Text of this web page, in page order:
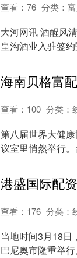
查看： 76 分类：
大河网讯 酒醒风
皇沟酒业入驻签
查看： 100 分类：
第八届世界大健
议室里悄然举行
查看： 176 分类：
当地时间3月18日
巴尼奥市隆重举